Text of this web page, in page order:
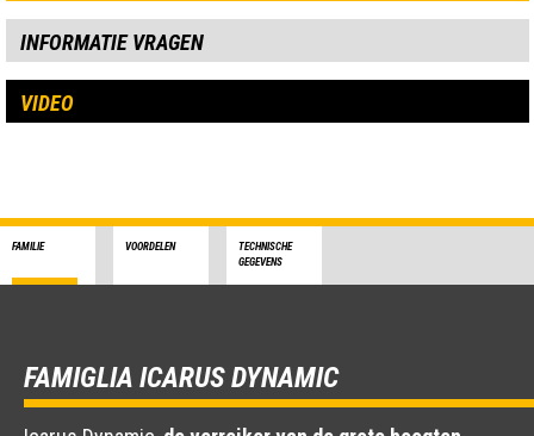
INFORMATIE VRAGEN
VIDEO
FAMILIE VOORDELEN
TECHNISCHE
GEGEVENS
FAMIGLIA ICARUS DYNAMIC